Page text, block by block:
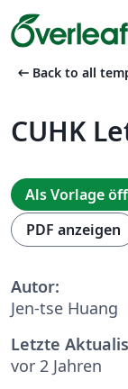
arrow_left_alt Back to all
CUHK
Als Vorlage
PDF anzeigen
Autor:
Jen-tse Huang
Letzte
vor 2 Jahren